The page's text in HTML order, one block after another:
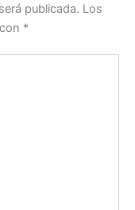
publicada. Los
*